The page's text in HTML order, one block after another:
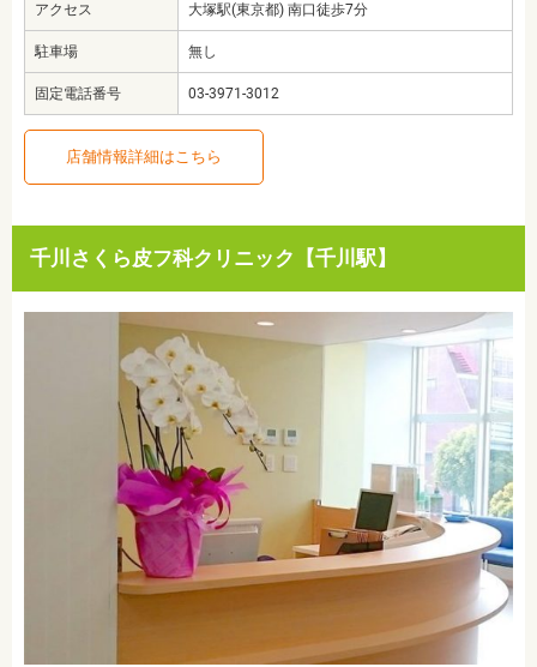
アクセス 大塚駅(東京都) 南口徒歩7分
駐車場 無し
固定電話番号 03-3971-3012
店舗情報詳細はこちら
千川さくら皮フ科クリニック【千川駅】